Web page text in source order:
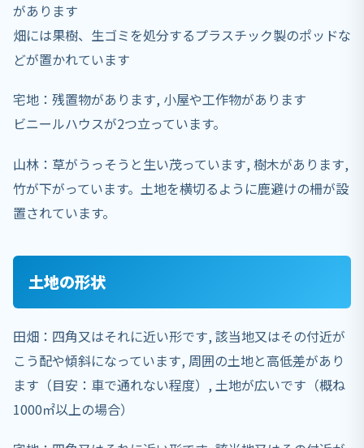
があります
畑には果樹、生ゴミを処分するプラスチック製のポッドな
どが置かれています
宅地：残置物があります, 小屋や工作物があります
ビニールハウスが2つ立っています。
山林：草がうっそうと生い茂っています, 樹木があります,
竹が下がっています。土地を横切るように鹿避けの柵が設
置されています。
土地の形状
田畑：四角又はそれに近い形です, 該当地又はその付近が
こう配や傾斜になっています, 周囲の土地と高低差があり
ます（目安：車で通れない程度）, 土地が広いです（概ね
1000㎡以上の場合）